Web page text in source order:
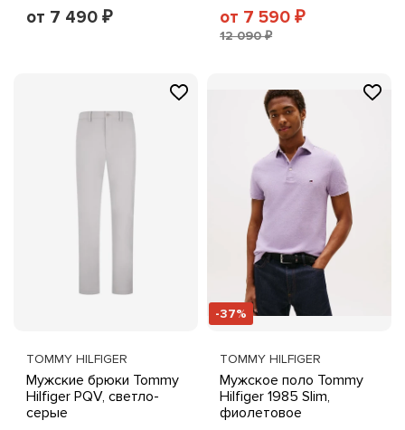
от 7 490 ₽ от 7 590 ₽
12 090 ₽
TOMMY HILFIGER
Мужские брюки Tommy
Hilfiger PQV, светло-
серые
-37%
TOMMY HILFIGER
Мужское поло Tommy
Hilfiger 1985 Slim,
фиолетовое